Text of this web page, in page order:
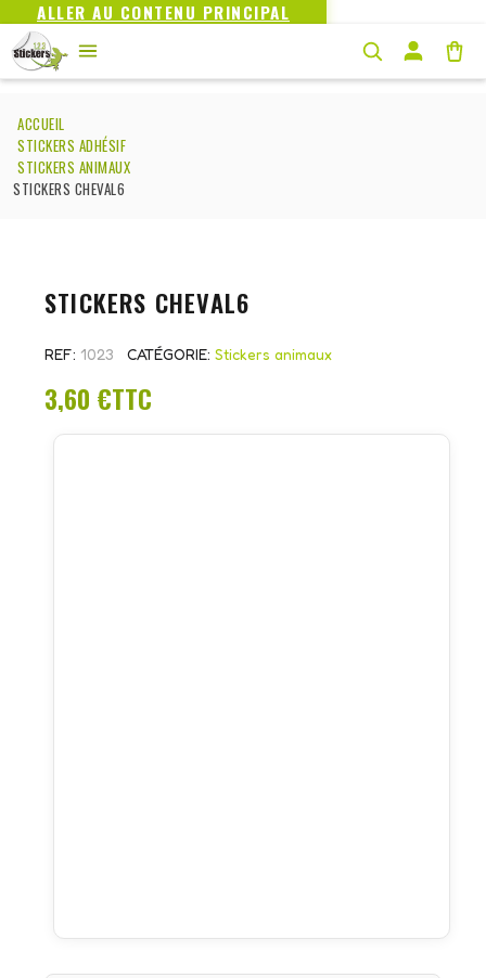
ALLER AU CONTENU PRINCIPAL
ACCUEIL
STICKERS ADHÉSIF
STICKERS ANIMAUX
STICKERS CHEVAL6
STICKERS CHEVAL6
REF 1023 CATÉGORIE Stickers animaux
3,60 €TTC